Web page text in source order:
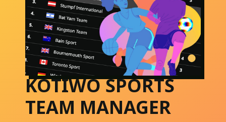
KOTIWO SPORTS
TEAM MANAGER